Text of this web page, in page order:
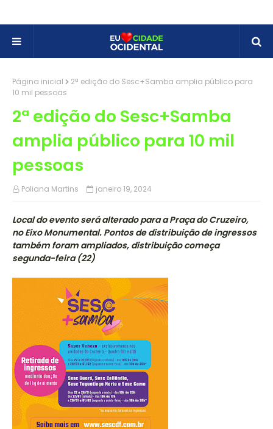
Página inicial
2ª edição do Sesc+Samba amplia público para
10 mil pessoas
2ª edição do Sesc+Samba
amplia público para 10 mil
pessoas
Poliana Martins janeiro 19, 2024
Local do evento será alterado para a Praça do Cruzeiro,
no Eixo Monumental. Pontos de distribuição de ingressos
também foram ampliados, distribuição começa
segunda-feira (22)